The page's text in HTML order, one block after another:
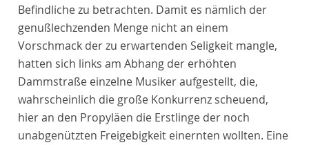
Befindliche zu betrachten. Damit es nämlich der
genußlechzenden Menge nicht an einem
Vorschmack der zu erwartenden Seligkeit mangle,
hatten sich links am Abhang der erhöhten
Dammstraße einzelne Musiker aufgestellt, die,
wahrscheinlich die große Konkurrenz scheuend,
hier an den Propyläen die Erstlinge der noch
unabgenützten Freigebigkeit einernten wollten. Eine